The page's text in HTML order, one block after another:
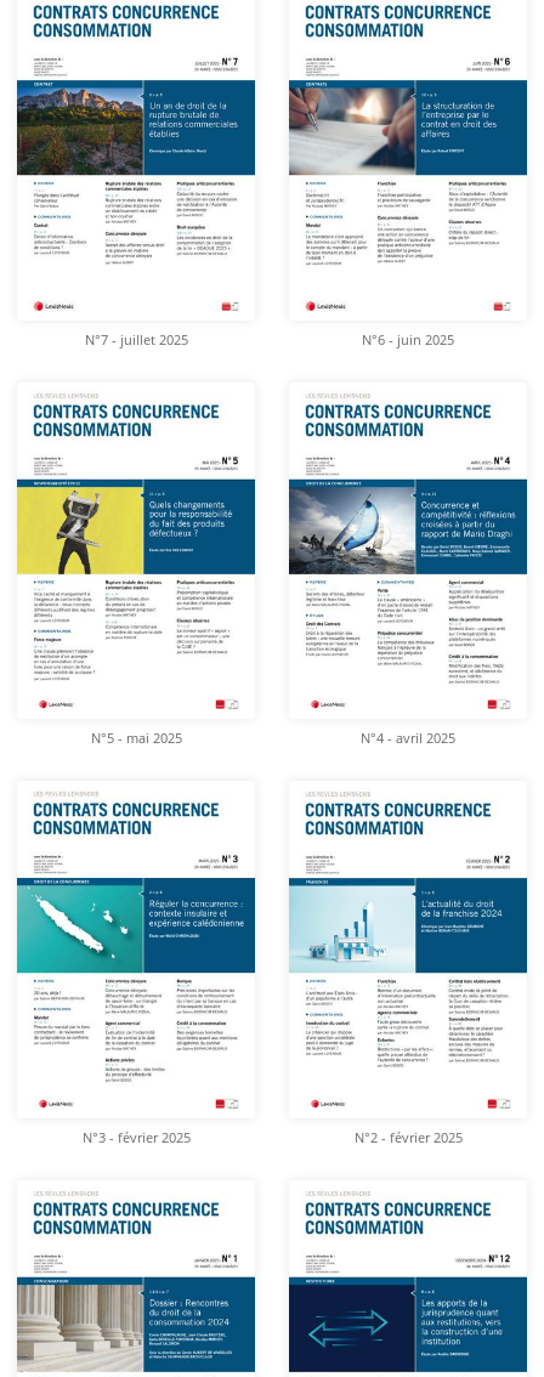
N°7 - juillet 2025 N°6 - juin 2025
N°5 - mai 2025 N°4 - avril 2025
N°3 - février 2025 N°2 - février 2025